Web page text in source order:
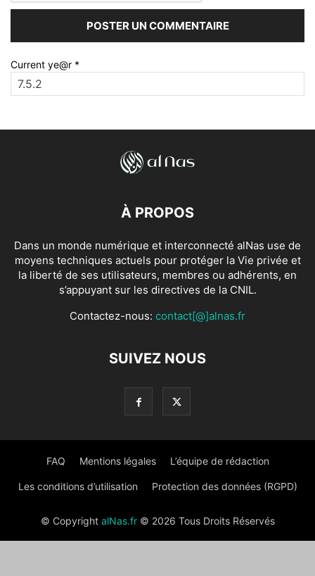
Current ye@r *
À PROPOS
Dans un monde numérique et interconnecté alNas use de
moyens techniques actuels pour protéger la Vie privée et
la liberté de ses utilisateurs, membres ou adhérents, en
s’appuyant sur les directives de la CNIL.
Contactez-nous: contact[@]alnas.fr
SUIVEZ NOUS
FAQ Mentions légales L’équipe de rédaction
Les conditions d’utilisation Protection des données (RGPD)
© Copyright alNas.fr© 2026 Tous Droits Réservés